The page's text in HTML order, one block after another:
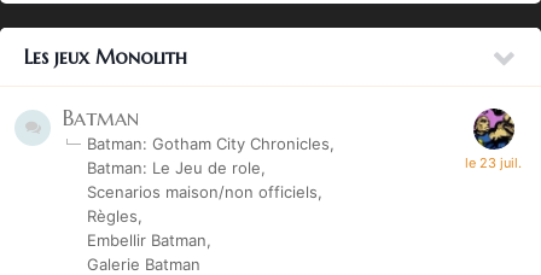
Les jeux Monolith
Batman
Batman: Gotham City Chronicles
Batman: Le Jeu de role
Scenarios maison/non officiels
Règles
Embellir Batman
Galerie Batman